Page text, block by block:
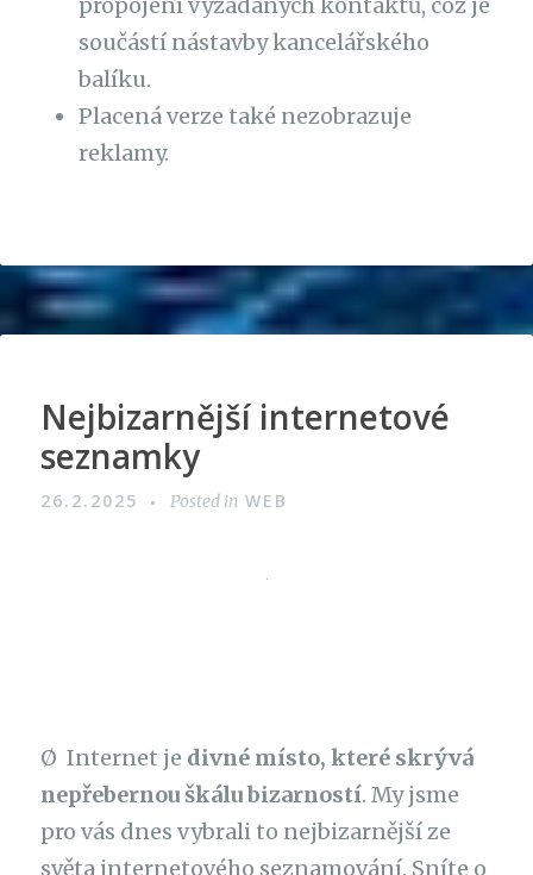
součástí nástavby kancelářského
balíku.
Placená verze také nezobrazuje
reklamy.
Nejbizarnější internetové
seznamky
26.2.2025 Posted in WEB
Ø Internet je divné místo, které skrývá
nepřebernou škálu bizarností. My jsme
pro vás dnes vybrali to nejbizarnější ze
světa internetového seznamování. Sníte o